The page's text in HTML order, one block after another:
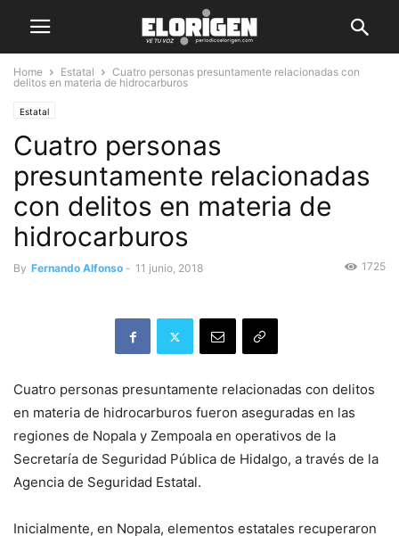
Home Estatal
Cuatro personas presuntamente relacionadas con
delitos en materia de hidrocarburos
Estatal
Cuatro personas
presuntamente relacionadas
con delitos en materia de
hidrocarburos
By Fernando Alfonso - 11 junio, 2018 1725
Cuatro personas presuntamente relacionadas con delitos
en materia de hidrocarburos fueron aseguradas en las
regiones de Nopala y Zempoala en operativos de la
Secretaría de Seguridad Pública de Hidalgo, a través de la
Agencia de Seguridad Estatal.
Inicialmente, en Nopala, elementos estatales recuperaron